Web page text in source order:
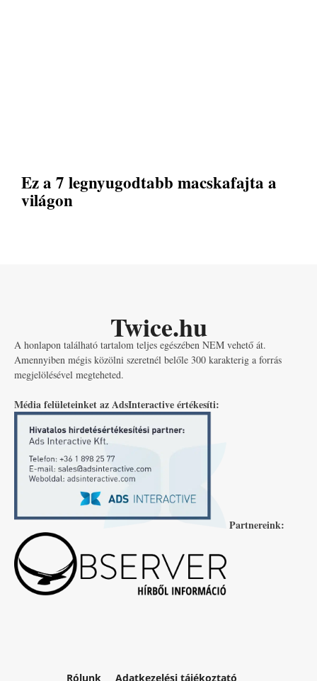
Ez a 7 legnyugodtabb macskafajta a
világon
Twice.hu
A honlapon található tartalom teljes egészében NEM vehető át.
Amennyiben mégis közölni szeretnél belőle 300 karakterig a forrás
megjelölésével megteheted.
Média felületeinket az AdsInteractive értékesíti:
Partnereink:
Rólunk Adatkezelési tájékoztató